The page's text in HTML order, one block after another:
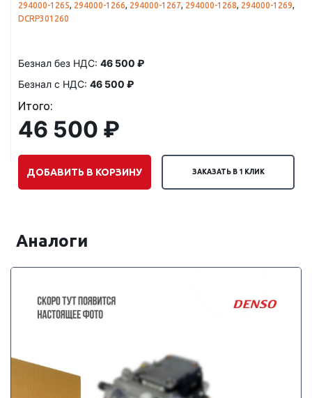
294000-1265, 294000-1266, 294000-1267, 294000-1268, 294000-1269,
DCRP301260
Безнал без НДС: 46 500 ₽
Безнал с НДС: 46 500 ₽
Итого:
46 500 ₽
ДОБАВИТЬ В КОРЗИНУ ЗАКАЗАТЬ В 1 КЛИК
Аналоги